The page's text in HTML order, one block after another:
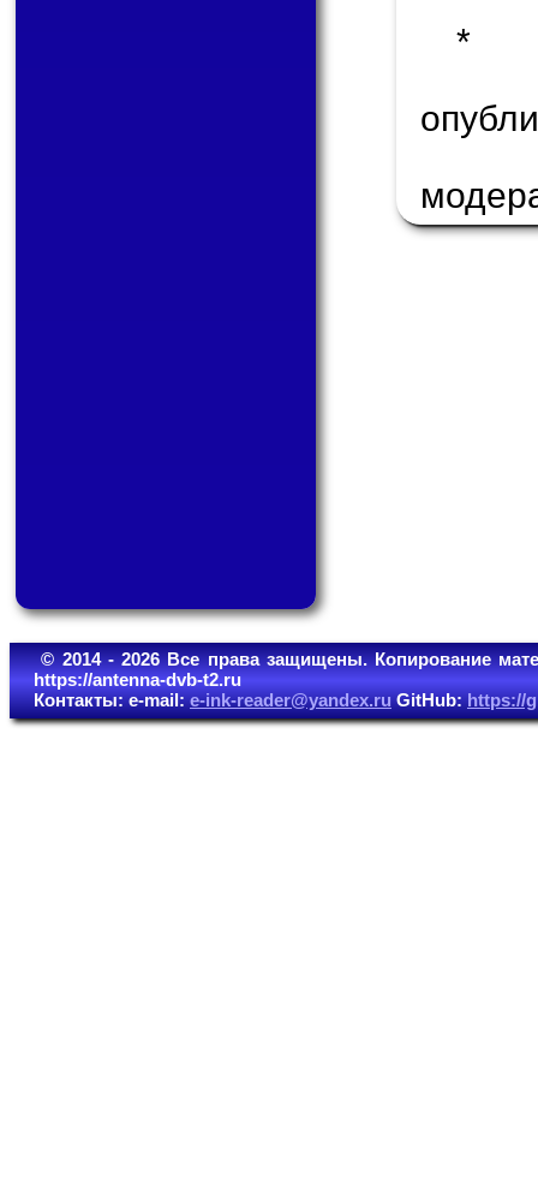
*
© 2014 - 2026 Все права защищены. Копирование
https://antenna-dvb-t2.ru
Контакты: e-mail:e-ink-reader@yandex.ruGitHub:https://